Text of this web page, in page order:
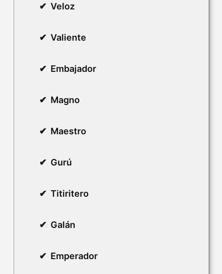
Veloz
Valiente
Embajador
Magno
Maestro
Gurú
Titiritero
Galán
Emperador